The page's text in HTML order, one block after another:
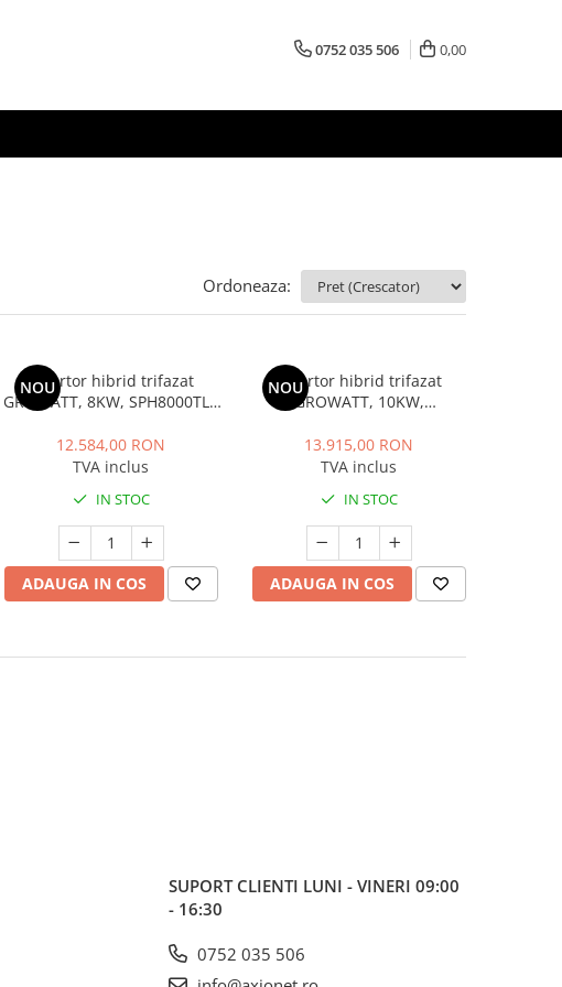
0752 035 506 0,00
Ordoneaza:
NOU
Invertor hibrid trifazat
GROWATT, 8KW, SPH8000TL3
12.584,00 RON
TVA inclus
IN STOC
ADAUGA IN COS
NOU
Invertor hibrid trifazat
GROWATT, 10KW,
13.915,00 RON
TVA inclus
IN STOC
ADAUGA IN COS
SUPORT CLIENTI LUNI - VINERI 09:00
- 16:30
0752 035 506